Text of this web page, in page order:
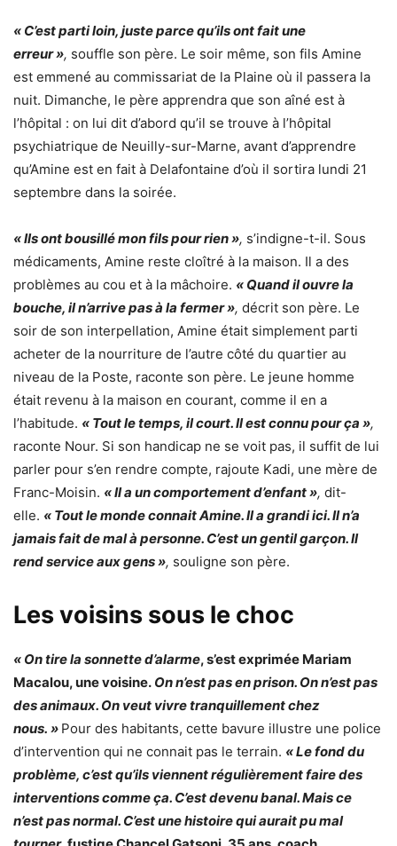
« C’est parti loin, juste parce qu’ils ont fait une
erreur », souffle son père. Le soir même, son fils Amine
est emmené au commissariat de la Plaine où il passera la
nuit. Dimanche, le père apprendra que son aîné est à
l’hôpital : on lui dit d’abord qu’il se trouve à l’hôpital
psychiatrique de Neuilly-sur-Marne, avant d’apprendre
qu’Amine est en fait à Delafontaine d’où il sortira lundi 21
septembre dans la soirée.
« Ils ont bousillé mon fils pour rien », s’indigne-t-il. Sous
médicaments, Amine reste cloîtré à la maison. Il a des
problèmes au cou et à la mâchoire. « Quand il ouvre la
bouche, il n’arrive pas à la fermer », décrit son père. Le
soir de son interpellation, Amine était simplement parti
acheter de la nourriture de l’autre côté du quartier au
niveau de la Poste, raconte son père. Le jeune homme
était revenu à la maison en courant, comme il en a
l’habitude. « Tout le temps, il court. Il est connu pour ça »,
raconte Nour. Si son handicap ne se voit pas, il suffit de lui
parler pour s’en rendre compte, rajoute Kadi, une mère de
Franc-Moisin. « Il a un comportement d’enfant », dit-
elle. « Tout le monde connait Amine. Il a grandi ici. Il n’a
jamais fait de mal à personne. C’est un gentil garçon. Il
rend service aux gens », souligne son père.
Les voisins sous le choc
« On tire la sonnette d’alarme, s’est exprimée Mariam
Macalou, une voisine. On n’est pas en prison. On n’est pas
des animaux. On veut vivre tranquillement chez
nous. » Pour des habitants, cette bavure illustre une police
d’intervention qui ne connait pas le terrain. « Le fond du
problème, c’est qu’ils viennent régulièrement faire des
interventions comme ça. C’est devenu banal. Mais ce
n’est pas normal. C’est une histoire qui aurait pu mal